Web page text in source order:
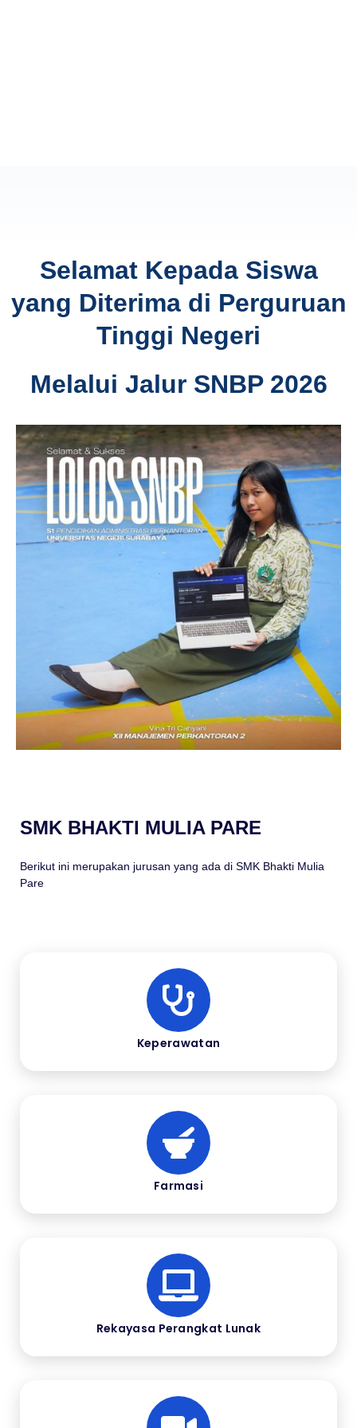
Selamat Kepada Siswa
yang Diterima di Perguruan
Tinggi Negeri
Melalui Jalur SNBP 2026
SMK BHAKTI MULIA PARE
Berikut ini merupakan jurusan yang ada di SMK Bhakti Mulia
Pare
Keperawatan
Farmasi
Rekayasa Perangkat Lunak